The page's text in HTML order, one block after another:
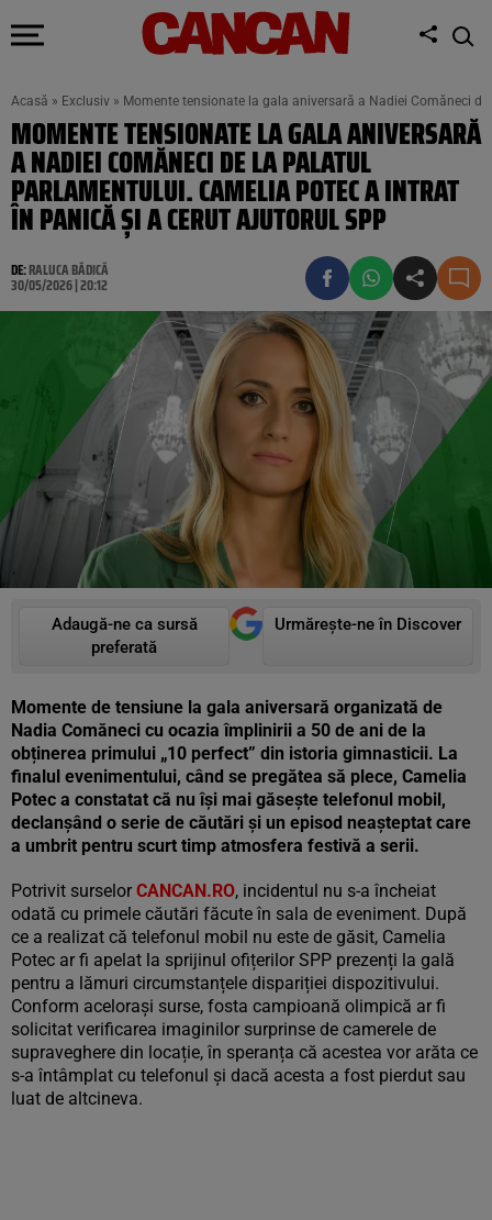
Acasă » Exclusiv » Momente tensionate la gala aniversară a Nadiei Comăneci
MOMENTE TENSIONATE LA GALA ANIVERSARĂ
A NADIEI COMĂNECI DE LA PALATUL
PARLAMENTULUI. CAMELIA POTEC A INTRAT
ÎN PANICĂ ȘI A CERUT AJUTORUL SPP
DE:RALUCA BĂDICĂ
30/05/2026 | 20:12
Adaugă-ne ca sursă
preferată
Urmărește-ne în Discover
Momente de tensiune la gala aniversară organizată de
Nadia Comăneci cu ocazia împlinirii a 50 de ani de la
obținerea primului „10 perfect” din istoria gimnasticii. La
finalul evenimentului, când se pregătea să plece, Camelia
Potec a constatat că nu își mai găsește telefonul mobil,
declanșând o serie de căutări și un episod neașteptat care
a umbrit pentru scurt timp atmosfera festivă a serii.
Potrivit surselor CANCAN.RO, incidentul nu s-a încheiat
odată cu primele căutări făcute în sala de eveniment. După
ce a realizat că telefonul mobil nu este de găsit, Camelia
Potec ar fi apelat la sprijinul ofițerilor SPP prezenți la gală
pentru a lămuri circumstanțele dispariției dispozitivului.
Conform acelorași surse, fosta campioană olimpică ar fi
solicitat verificarea imaginilor surprinse de camerele de
supraveghere din locație, în speranța că acestea vor arăta ce
s-a întâmplat cu telefonul și dacă acesta a fost pierdut sau
luat de altcineva.